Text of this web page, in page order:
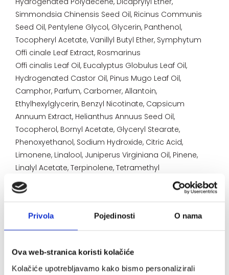
Privola Pojedinosti O nama
Ova web-stranica koristi kolačiće
Kolačiće upotrebljavamo kako bismo personalizirali
Simmondsia Chinensis Seed Oil, Ricinus Communis
Seed Oil, Pentylene Glycol, Glycerin, Panthenol,
Tocopheryl Acetate, Vanillyl Butyl Ether, Symphytum
Offi cinale Leaf Extract, Rosmarinus
Offi cinalis Leaf Oil, Eucalyptus Globulus Leaf Oil,
Hydrogenated Castor Oil, Pinus Mugo Leaf Oil,
Camphor, Parfum, Carbomer, Allantoin,
Ethylhexylglycerin, Benzyl Nicotinate, Capsicum
Annuum Extract, Helianthus Annuus Seed Oil,
Tocopherol, Bornyl Acetate, Glyceryl Stearate,
Phenoxyethanol, Sodium Hydroxide, Citric Acid,
Limonene, Linalool, Juniperus Virginiana Oil, Pinene,
Linalyl Acetate, Terpinolene, Tetramethyl
Acetyloctahydronaphthalenes, Beta-Caryophyllene,
Terpineol, Turpentine, Alpha-Terpinene.
Način uporabe: